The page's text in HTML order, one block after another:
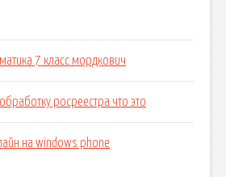
7 класс мордкович
росреестра что это
на windows phone